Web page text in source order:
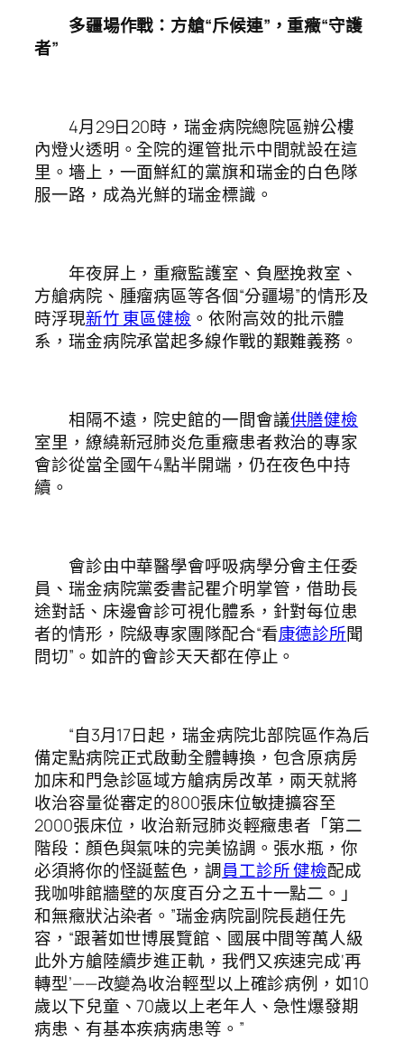
多疆場作戰：方艙“斥候連”，重癥“守護
者”
4月29日20時，瑞金病院總院區辦公樓
內燈火透明。全院的運管批示中間就設在這
里。墻上，一面鮮紅的黨旗和瑞金的白色隊
服一路，成為光鮮的瑞金標識。
年夜屏上，重癥監護室、負壓挽救室、
方艙病院、腫瘤病區等各個“分疆場”的情形及
時浮現新竹 東區健檢 。依附高效的批示體
系，瑞金病院承當起多線作戰的艱難義務。
相隔不遠，院史館的一間會議供膳健檢
室里，繚繞新冠肺炎危重癥患者救治的專家
會診從當全國午4點半開端，仍在夜色中持
續。
會診由中華醫學會呼吸病學分會主任委
員、瑞金病院黨委書記瞿介明掌管，借助長
途對話、床邊會診可視化體系，針對每位患
者的情形，院級專家團隊配合“看康德診所聞
問切”。如許的會診天天都在停止。
“自3月17日起，瑞金病院北部院區作為后
備定點病院正式啟動全體轉換，包含原病房
加床和門急診區域方艙病房改革，兩天就將
收治容量從審定的800張床位敏捷擴容至
2000張床位，收治新冠肺炎輕癥患者「第二
階段：顏色與氣味的完美協調。張水瓶，你
必須將你的怪誕藍色，調員工診所 健檢配成
我咖啡館牆壁的灰度百分之五十一點二。」
和無癥狀沾染者。”瑞金病院副院長趙任先
容，“跟著如世博展覽館、國展中間等萬人級
此外方艙陸續步進正軌，我們又疾速完成‘再
轉型’——改變為收治輕型以上確診病例，如10
歲以下兒童、70歲以上老年人、急性爆發期
病患、有基本疾病病患等。”